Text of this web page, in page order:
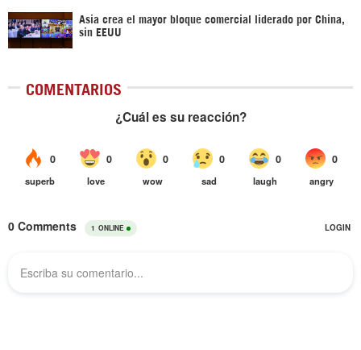
Asia crea el mayor bloque comercial liderado por China,
sin EEUU
COMENTARIOS